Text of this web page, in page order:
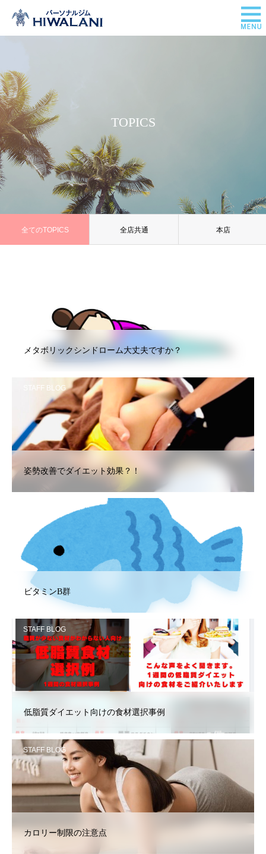
TOPICS
全てのTOPICS 全店共通 本店
メタボリックシンドローム大丈夫ですか？
STAFF BLOG
姿勢改善でダイエット効果？！
ビタミンB群
STAFF BLOG
低脂質ダイエット向けの食材選択事例
STAFF BLOG
カロリー制限の注意点